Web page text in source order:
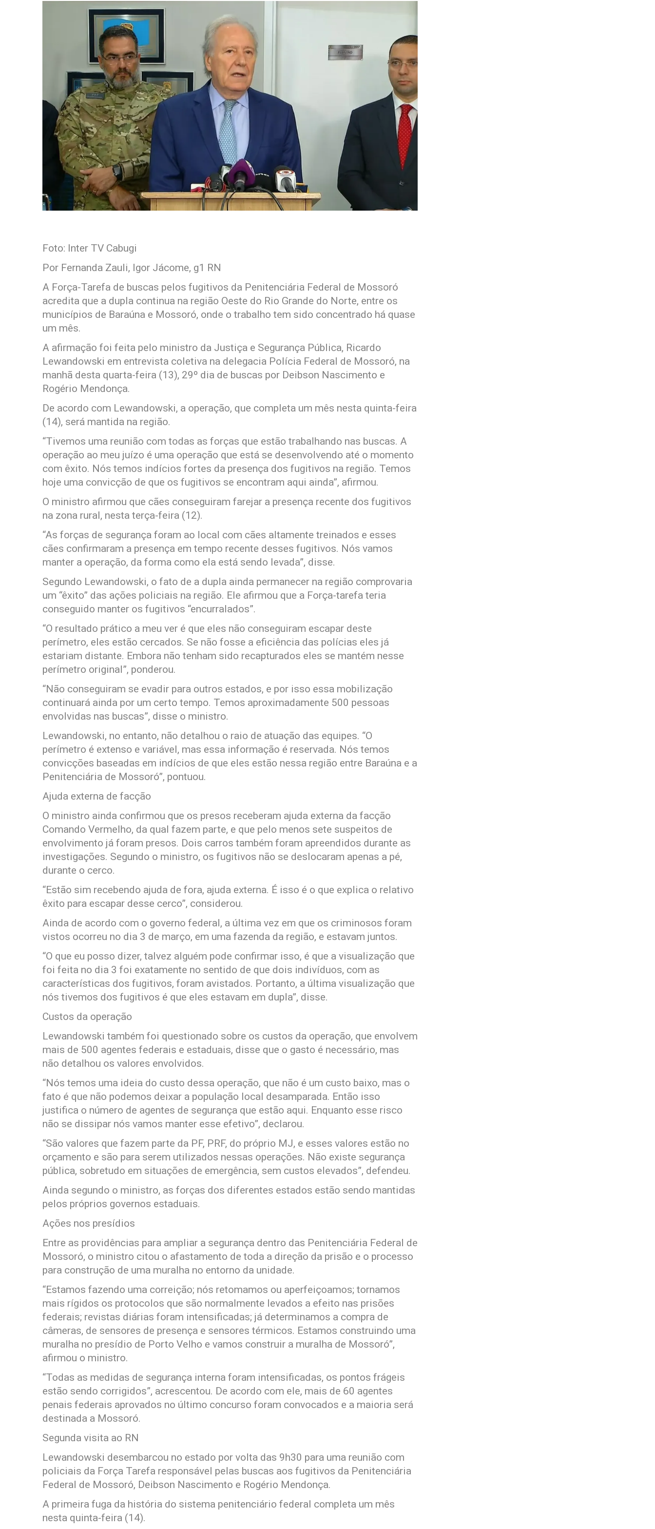
Foto: Inter TV Cabugi
Por Fernanda Zauli, Igor Jácome, g1 RN
A Força-Tarefa de buscas pelos fugitivos da Penitenciária Federal de Mossoró
acredita que a dupla continua na região Oeste do Rio Grande do Norte, entre os
municípios de Baraúna e Mossoró, onde o trabalho tem sido concentrado há quase
um mês.
A afirmação foi feita pelo ministro da Justiça e Segurança Pública, Ricardo
Lewandowski em entrevista coletiva na delegacia Polícia Federal de Mossoró, na
manhã desta quarta-feira (13), 29º dia de buscas por Deibson Nascimento e
Rogério Mendonça.
De acordo com Lewandowski, a operação, que completa um mês nesta quinta-feira
(14), será mantida na região.
“Tivemos uma reunião com todas as forças que estão trabalhando nas buscas. A
operação ao meu juízo é uma operação que está se desenvolvendo até o momento
com êxito. Nós temos indícios fortes da presença dos fugitivos na região. Temos
hoje uma convicção de que os fugitivos se encontram aqui ainda”, afirmou.
O ministro afirmou que cães conseguiram farejar a presença recente dos fugitivos
na zona rural, nesta terça-feira (12).
“As forças de segurança foram ao local com cães altamente treinados e esses
cães confirmaram a presença em tempo recente desses fugitivos. Nós vamos
manter a operação, da forma como ela está sendo levada”, disse.
Segundo Lewandowski, o fato de a dupla ainda permanecer na região comprovaria
um “êxito” das ações policiais na região. Ele afirmou que a Força-tarefa teria
conseguido manter os fugitivos “encurralados”.
“O resultado prático a meu ver é que eles não conseguiram escapar deste
perímetro, eles estão cercados. Se não fosse a eficiência das polícias eles já
estariam distante. Embora não tenham sido recapturados eles se mantém nesse
perímetro original”, ponderou.
“Não conseguiram se evadir para outros estados, e por isso essa mobilização
continuará ainda por um certo tempo. Temos aproximadamente 500 pessoas
envolvidas nas buscas”, disse o ministro.
Lewandowski, no entanto, não detalhou o raio de atuação das equipes. “O
perímetro é extenso e variável, mas essa informação é reservada. Nós temos
convicções baseadas em indícios de que eles estão nessa região entre Baraúna e a
Penitenciária de Mossoró”, pontuou.
Ajuda externa de facção
O ministro ainda confirmou que os presos receberam ajuda externa da facção
Comando Vermelho, da qual fazem parte, e que pelo menos sete suspeitos de
envolvimento já foram presos. Dois carros também foram apreendidos durante as
investigações. Segundo o ministro, os fugitivos não se deslocaram apenas a pé,
durante o cerco.
“Estão sim recebendo ajuda de fora, ajuda externa. É isso é o que explica o relativo
êxito para escapar desse cerco”, considerou.
Ainda de acordo com o governo federal, a última vez em que os criminosos foram
vistos ocorreu no dia 3 de março, em uma fazenda da região, e estavam juntos.
“O que eu posso dizer, talvez alguém pode confirmar isso, é que a visualização que
foi feita no dia 3 foi exatamente no sentido de que dois indivíduos, com as
características dos fugitivos, foram avistados. Portanto, a última visualização que
nós tivemos dos fugitivos é que eles estavam em dupla”, disse.
Custos da operação
Lewandowski também foi questionado sobre os custos da operação, que envolvem
mais de 500 agentes federais e estaduais, disse que o gasto é necessário, mas
não detalhou os valores envolvidos.
“Nós temos uma ideia do custo dessa operação, que não é um custo baixo, mas o
fato é que não podemos deixar a população local desamparada. Então isso
justifica o número de agentes de segurança que estão aqui. Enquanto esse risco
não se dissipar nós vamos manter esse efetivo”, declarou.
“São valores que fazem parte da PF, PRF, do próprio MJ, e esses valores estão no
orçamento e são para serem utilizados nessas operações. Não existe segurança
pública, sobretudo em situações de emergência, sem custos elevados”, defendeu.
Ainda segundo o ministro, as forças dos diferentes estados estão sendo mantidas
pelos próprios governos estaduais.
Ações nos presídios
Entre as providências para ampliar a segurança dentro das Penitenciária Federal de
Mossoró, o ministro citou o afastamento de toda a direção da prisão e o processo
para construção de uma muralha no entorno da unidade.
“Estamos fazendo uma correição; nós retomamos ou aperfeiçoamos; tornamos
mais rígidos os protocolos que são normalmente levados a efeito nas prisões
federais; revistas diárias foram intensificadas; já determinamos a compra de
câmeras, de sensores de presença e sensores térmicos. Estamos construindo uma
muralha no presídio de Porto Velho e vamos construir a muralha de Mossoró”,
afirmou o ministro.
“Todas as medidas de segurança interna foram intensificadas, os pontos frágeis
estão sendo corrigidos”, acrescentou. De acordo com ele, mais de 60 agentes
penais federais aprovados no último concurso foram convocados e a maioria será
destinada a Mossoró.
Segunda visita ao RN
Lewandowski desembarcou no estado por volta das 9h30 para uma reunião com
policiais da Força Tarefa responsável pelas buscas aos fugitivos da Penitenciária
Federal de Mossoró, Deibson Nascimento e Rogério Mendonça.
A primeira fuga da história do sistema penitenciário federal completa um mês
nesta quinta-feira (14).